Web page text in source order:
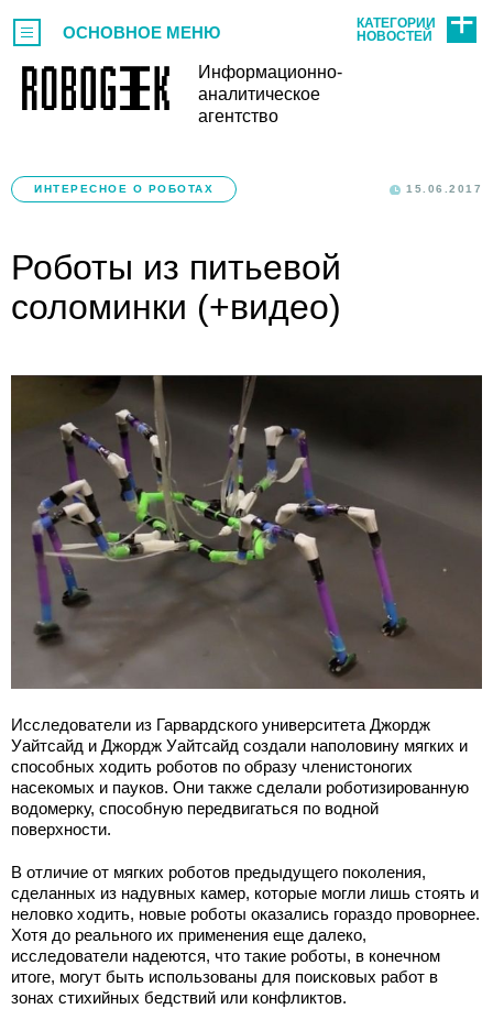
Информационно-
аналитическое
агентство
ОСНОВНОЕ МЕНЮ
КАТЕГОРИИ
НОВОСТЕЙ
ИНТЕРЕСНОЕ О РОБОТАХ 15.06.2017
Роботы из питьевой
соломинки (+видео)
Исследователи из Гарвардского университета Джордж
Уайтсайд и Джордж Уайтсайд создали наполовину мягких и
способных ходить роботов по образу членистоногих
насекомых и пауков. Они также сделали роботизированную
водомерку, способную передвигаться по водной
поверхности.
В отличие от мягких роботов предыдущего поколения,
сделанных из надувных камер, которые могли лишь стоять и
неловко ходить, новые роботы оказались гораздо проворнее.
Хотя до реального их применения еще далеко,
исследователи надеются, что такие роботы, в конечном
итоге, могут быть использованы для поисковых работ в
зонах стихийных бедствий или конфликтов.